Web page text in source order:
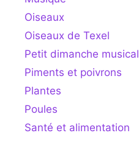
Oiseaux
Oiseaux de Texel
Petit dimanche musical
Piments et poivrons
Plantes
Poules
Santé et alimentation